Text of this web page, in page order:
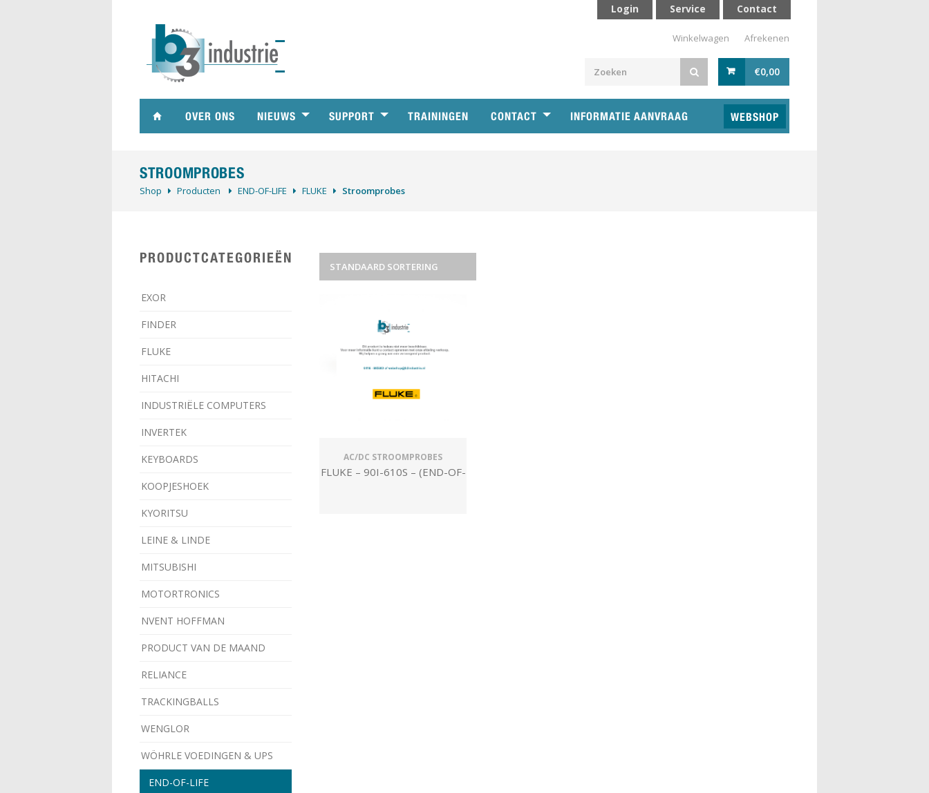
Contact
Service
Login
Winkelwagen Afrekenen
€0,00
OVER ONS NIEUWS SUPPORT TRAININGEN CONTACT INFORMATIE AANVRAAG WEBSHOP
STROOMPROBES
Shop Producten ­END-OF-LIFE FLUKE Stroomprobes
PRODUCTCATEGORIEËN
EXOR
FINDER
FLUKE
HITACHI
INDUSTRIËLE COMPUTERS
INVERTEK
KEYBOARDS
KOOPJESHOEK
KYORITSU
LEINE & LINDE
MITSUBISHI
MOTORTRONICS
NVENT HOFFMAN
PRODUCT VAN DE MAAND
RELIANCE
TRACKINGBALLS
WENGLOR
WÖHRLE VOEDINGEN & UPS
­END-OF-LIFE
STANDAARD SORTERING
AC/DC STROOMPROBES
FLUKE – 90I-610S – (END-OF-